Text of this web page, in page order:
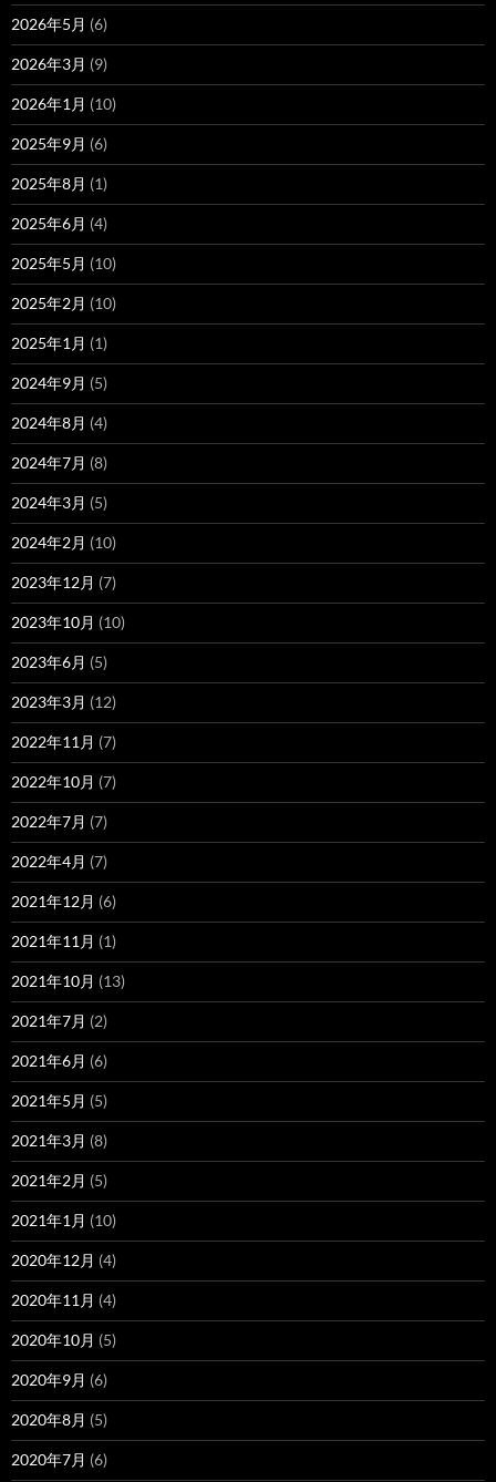
2026年5月 (6)
2026年3月 (9)
2026年1月 (10)
2025年9月 (6)
2025年8月 (1)
2025年6月 (4)
2025年5月 (10)
2025年2月 (10)
2025年1月 (1)
2024年9月 (5)
2024年8月 (4)
2024年7月 (8)
2024年3月 (5)
2024年2月 (10)
2023年12月 (7)
2023年10月 (10)
2023年6月 (5)
2023年3月 (12)
2022年11月 (7)
2022年10月 (7)
2022年7月 (7)
2022年4月 (7)
2021年12月 (6)
2021年11月 (1)
2021年10月 (13)
2021年7月 (2)
2021年6月 (6)
2021年5月 (5)
2021年3月 (8)
2021年2月 (5)
2021年1月 (10)
2020年12月 (4)
2020年11月 (4)
2020年10月 (5)
2020年9月 (6)
2020年8月 (5)
2020年7月 (6)